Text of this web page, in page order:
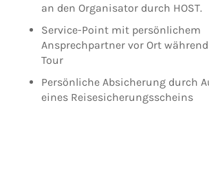
an den Organisator durch HOST.
Service-Point mit persönlichem
Ansprechpartner vor Ort
Tour
Persönliche Absicherung durch
eines Reisesicherungsscheins